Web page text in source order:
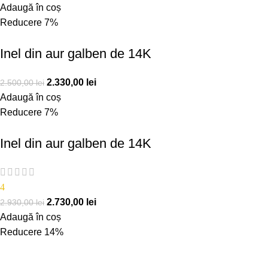
Adaugă în coș
Reducere 7%
Inel din aur galben de 14K
2.500,00lei 2.330,00 lei
Adaugă în coș
Reducere 7%
Inel din aur galben de 14K
4
2.930,00lei 2.730,00 lei
Adaugă în coș
Reducere 14%